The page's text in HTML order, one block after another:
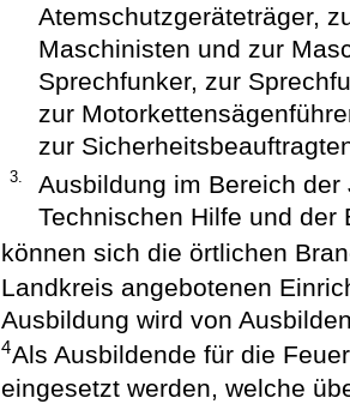
Atemschutzgeräteträger,
Maschinisten und zur
Sprechfunker, zur
zur
zur
3.
Ausbildung im Bereich
Technischen Hilfe und der
können sich die örtlichen
Landkreis angebotenen
Ausbildung wird von
4Als Ausbildende für die
eingesetzt werden, welche